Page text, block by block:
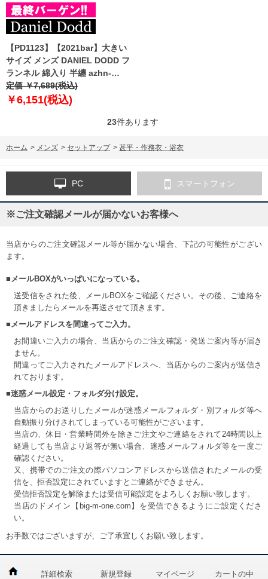
【PD1123】【2021bar】大きい
サイズ メンズ DANIEL DODD フ
ランネル 綿入り 半纏 azhn-
210501
定価 ￥7,689(税込)
￥6,151(税込)
23件あります
ホーム > メンズ > セットアップ > 甚平・作務衣・浴衣
PC スマートフォン
※ご注文確認メールが届かないお客様へ
当店からのご注文確認メール等が届かない場合、下記の可能性がござい
ます。
■メールBOXがいっぱいになっている。
送受信をされた後、メールBOXをご確認ください。その後、ご連絡を
頂きましたらメールを再送させて頂きます。
■メールアドレスを間違ってご入力。
お間違いご入力の場合、当店からのご注文確認・発送ご案内等が届き
ません。
間違ってご入力されたメールアドレスへ、当店からのご案内が送信さ
れております。
■迷惑メール設定・フォルダ分け設定。
当店からのお送りしたメールが迷惑メールフォルダ・別フォルダ等へ
自動振り分けされてしまっている可能性がございます。
当店の、休日・営業時間外を除きご注文やご連絡をされて24時間以上
経過しても当店より返答が無い場合、迷惑メールフォルダ等を一度ご
確認ください。
又、携帯でのご注文の際パソコンアドレスから送信されたメールの受
信を、拒否設定にされていますとご連絡ができません。
受信拒否設定を解除または受信可能設定をよろしくお願い致します。
当店のドメイン【big-m-one.com】を受信できるようにご設定くださ
い。
お手数ではございますが、ご了承宜しくお願い致します。
詳細検索 新規登録 マイページ カートの中